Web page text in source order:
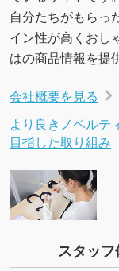
→詳しく見る
自分たちがもらっ
イン性が高くおし
はの商品情報を提
会社概要を見る
より良きノベルテ
目指した取り組み
スタッ